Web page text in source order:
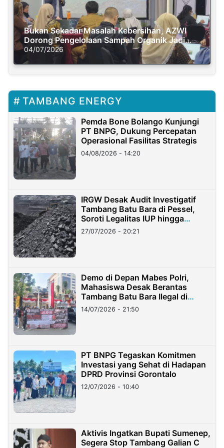
Bukan Sekadar Masalah Kebersihan, AZWI
Dorong Pengelolaan Sampah Organik Jadi
Solusi Krisis Iklim
04/07/2026
TAMBANG ENERGY
Pemda Bone Bolango Kunjungi
PT BNPG, Dukung Percepatan
Operasional Fasilitas Strategis
04/08/2026 - 14:20
IRGW Desak Audit Investigatif
Tambang Batu Bara di Pessel,
Soroti Legalitas IUP hingga
Stockpile
27/07/2026 - 20:21
Demo di Depan Mabes Polri,
Mahasiswa Desak Berantas
Tambang Batu Bara Ilegal di
Lampung
14/07/2026 - 21:50
PT BNPG Tegaskan Komitmen
Investasi yang Sehat di Hadapan
DPRD Provinsi Gorontalo
12/07/2026 - 10:40
Aktivis Ingatkan Bupati Sumenep,
Segera Stop Tambang Galian C